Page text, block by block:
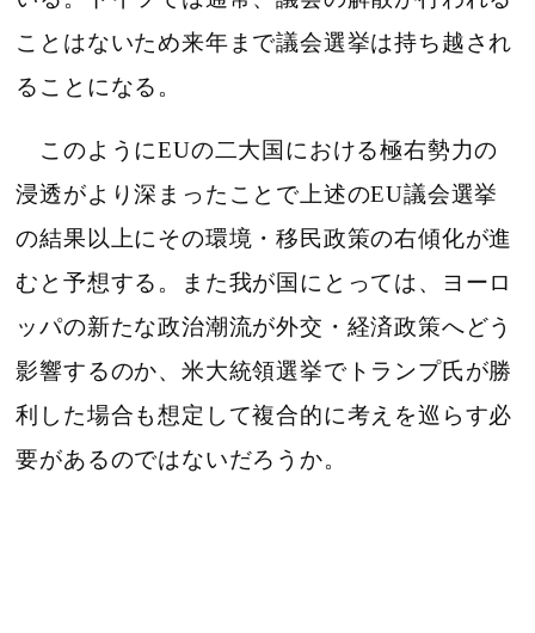
ことはないため来年まで議会選挙は持ち越され
ることになる。
このようにEUの二大国における極右勢力の
浸透がより深まったことで上述のEU議会選挙
の結果以上にその環境・移民政策の右傾化が進
むと予想する。また我が国にとっては、ヨーロ
ッパの新たな政治潮流が外交・経済政策へどう
影響するのか、米大統領選挙でトランプ氏が勝
利した場合も想定して複合的に考えを巡らす必
要があるのではないだろうか。